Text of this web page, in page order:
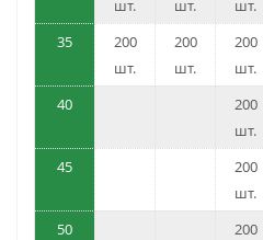
шт. шт. шт.
35
200
шт.
200
шт.
200
шт.
40
200
шт.
45
200
шт.
50
200